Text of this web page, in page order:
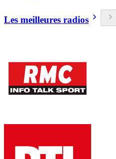
Les meilleures radios